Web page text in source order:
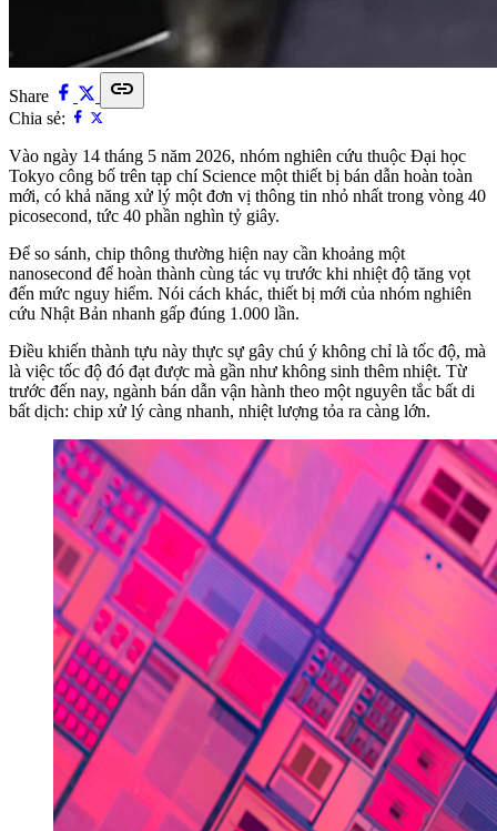
Share link
Chia sẻ:
Vào ngày 14 tháng 5 năm 2026, nhóm nghiên cứu thuộc Đại học
Tokyo công bố trên tạp chí Science một thiết bị bán dẫn hoàn toàn
mới, có khả năng xử lý một đơn vị thông tin nhỏ nhất trong vòng 40
picosecond, tức 40 phần nghìn tỷ giây.
Để so sánh, chip thông thường hiện nay cần khoảng một
nanosecond để hoàn thành cùng tác vụ trước khi nhiệt độ tăng vọt
đến mức nguy hiểm. Nói cách khác, thiết bị mới của nhóm nghiên
cứu Nhật Bản nhanh gấp đúng 1.000 lần.
Điều khiến thành tựu này thực sự gây chú ý không chỉ là tốc độ, mà
là việc tốc độ đó đạt được mà gần như không sinh thêm nhiệt. Từ
trước đến nay, ngành bán dẫn vận hành theo một nguyên tắc bất di
bất dịch: chip xử lý càng nhanh, nhiệt lượng tỏa ra càng lớn.